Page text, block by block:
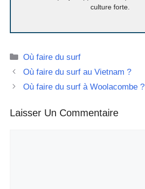
culture forte.
Catégories
Où faire du surf
Où faire du surf au Vietnam ?
Où faire du surf à Woolacombe ?
Laisser Un Commentaire